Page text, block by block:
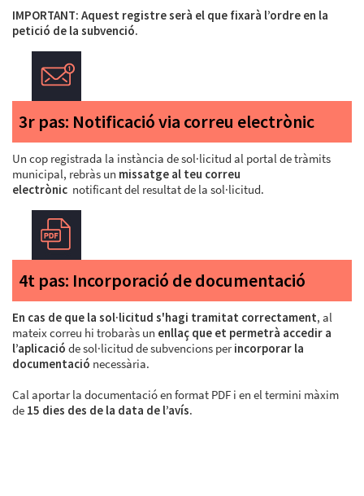
IMPORTANT: Aquest registre serà el que fixarà l’ordre en la
petició de la subvenció.
3r pas: Notificació via correu electrònic
Un cop registrada la instància de sol·licitud al portal de tràmits
municipal, rebràs un missatge al teu correu
electrònic notificant del resultat de la sol·licitud.
4t pas: Incorporació de documentació
En cas de que la sol·licitud s'hagi tramitat correctament, al
mateix correu hi trobaràs un enllaç que et permetrà accedir a
l’aplicació de sol·licitud de subvencions perincorporar la
documentació necessària.
Cal aportar la documentació en format PDF i en el termini màxim
de 15 dies des de la data de l’avís.